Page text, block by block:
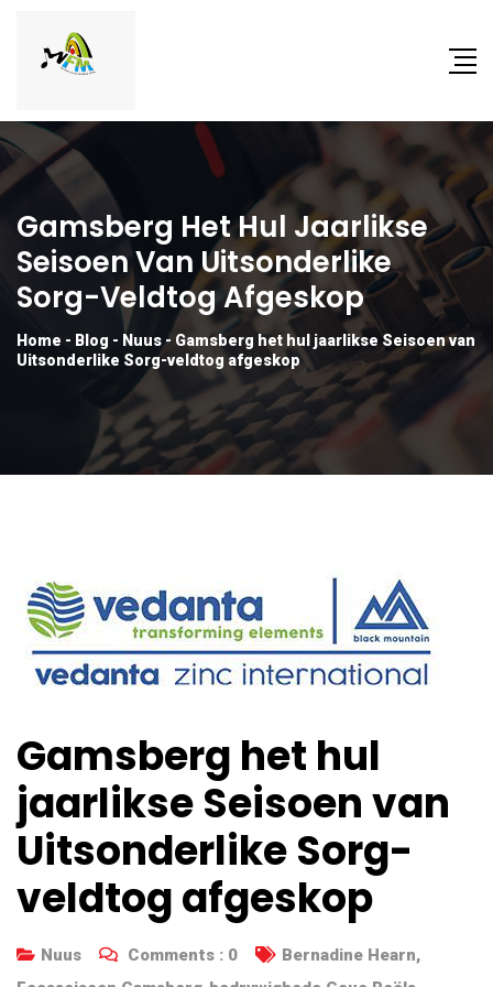
Gamsberg Het Hul Jaarlikse
Seisoen Van Uitsonderlike
Sorg-Veldtog Afgeskop
Home - Blog - Nuus- Gamsberg het hul jaarlikse Seisoen van
Uitsonderlike Sorg-veldtog afgeskop
Gamsberg het hul
jaarlikse Seisoen van
Uitsonderlike Sorg-
veldtog afgeskop
Nuus Comments : 0 Bernadine Hearn,